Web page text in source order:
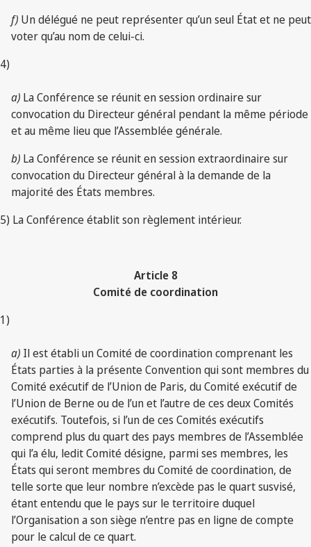
f) Un délégué ne peut représenter qu’un seul État et ne peut
voter qu’au nom de celui-ci.
4)
a) La Conférence se réunit en session ordinaire sur
convocation du Directeur général pendant la même période
et au même lieu que l’Assemblée générale.
b) La Conférence se réunit en session extraordinaire sur
convocation du Directeur général à la demande de la
majorité des États membres.
5) La Conférence établit son règlement intérieur.
Article 8
Comité de coordination
1)
a) Il est établi un Comité de coordination comprenant les
États parties à la présente Convention qui sont membres du
Comité exécutif de l’Union de Paris, du Comité exécutif de
l’Union de Berne ou de l’un et l’autre de ces deux Comités
exécutifs. Toutefois, si l’un de ces Comités exécutifs
comprend plus du quart des pays membres de l’Assemblée
qui l’a élu, ledit Comité désigne, parmi ses membres, les
États qui seront membres du Comité de coordination, de
telle sorte que leur nombre n’excède pas le quart susvisé,
étant entendu que le pays sur le territoire duquel
l’Organisation a son siège n’entre pas en ligne de compte
pour le calcul de ce quart.